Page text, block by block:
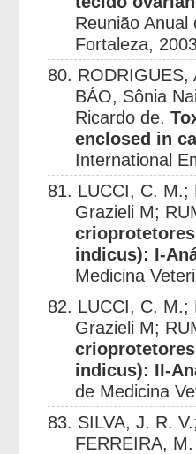
Reunião
Fortaleza,
80. RODRIGUES,
BÁO, Sônia
Ricardo de.
enclosed in
International
81. LUCCI, C. M.;
Grazieli M;
indicus): I-
Medicina
82. LUCCI, C. M.;
Grazieli M;
indicus): II-
de Medicina
83. SILVA, J. R.
FERREIRA,